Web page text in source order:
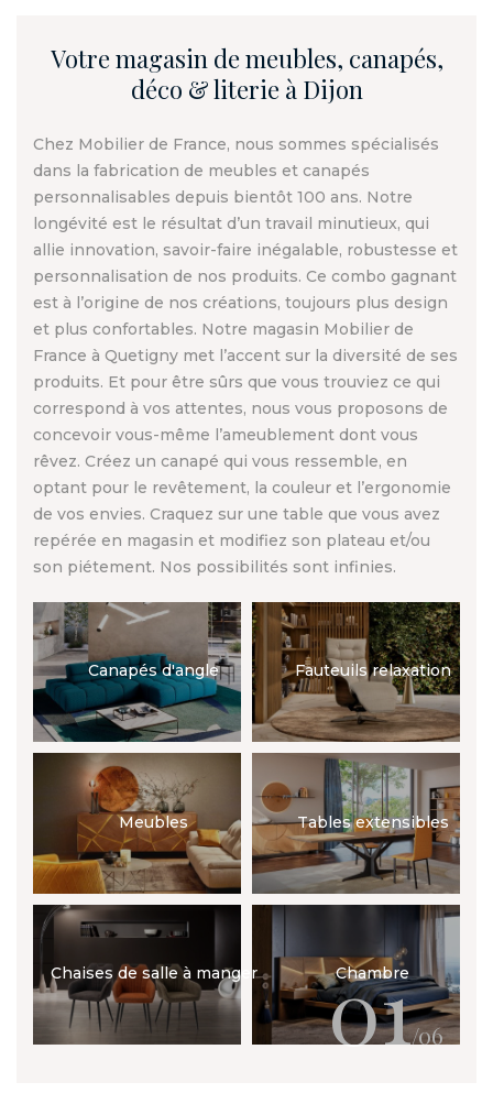
Votre magasin de meubles, canapés,
déco & literie à Dijon
Chez Mobilier de France, nous sommes spécialisés
dans la fabrication de meubles et canapés
personnalisables depuis bientôt 100 ans. Notre
longévité est le résultat d’un travail minutieux, qui
allie innovation, savoir-faire inégalable, robustesse et
personnalisation de nos produits. Ce combo gagnant
est à l’origine de nos créations, toujours plus design
et plus confortables. Notre magasin Mobilier de
France à Quetigny met l’accent sur la diversité de ses
produits. Et pour être sûrs que vous trouviez ce qui
correspond à vos attentes, nous vous proposons de
concevoir vous-même l’ameublement dont vous
rêvez. Créez un canapé qui vous ressemble, en
optant pour le revêtement, la couleur et l’ergonomie
de vos envies. Craquez sur une table que vous avez
repérée en magasin et modifiez son plateau et/ou
son piétement. Nos possibilités sont infinies.
Canapés d'angle Fauteuils relaxation
Meubles Tables extensibles
Chaises de salle à manger Chambre
01/06